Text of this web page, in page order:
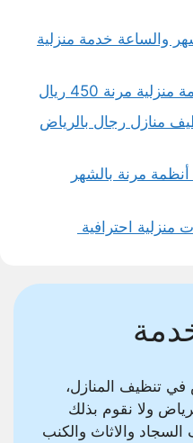
والساعة خدمة منزلية
مرنة 450 ريال
منازل رجال بالرياض
مرنة بالشهر
تنظيف المنازل،
ولا نقوم بذلك
والاثاث والكنب